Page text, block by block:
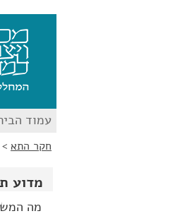
עמוד
חקר התא >
מדוע
מה